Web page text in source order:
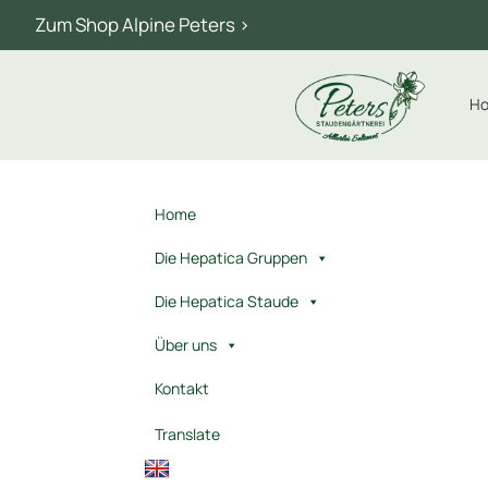
Zum Shop Alpine Peters >
Home
Die Hepatica Gruppen
Die Hepatica Staude
Über uns
Kontakt
Translate